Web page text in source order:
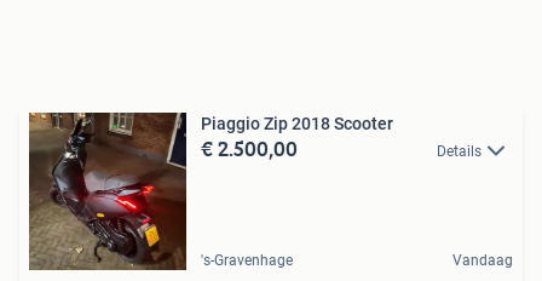
Piaggio Zip 2018 Scooter
€ 2.500,00 Details
's-Gravenhage Vandaag